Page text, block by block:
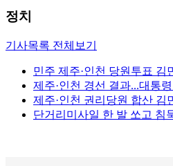
정치
기사목록 전체보기
민주 제주·인천 당원투표 김
제주·인천 경선 결과...대통
제주·인천 권리당원 합산 김
단거리미사일 한 발 쏘고 침